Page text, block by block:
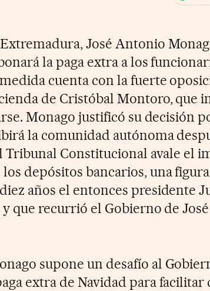
José Antonio
la paga extra a los
cuenta con la fuerte
de Cristóbal Montoro, que
Monago justificó su decisión
la comunidad autónoma
Tribunal Constitucional avale el
depósitos bancarios, una
años el entonces presidente
que recurrió el Gobierno de
supone un desafío al
extra de Navidad para facilitar